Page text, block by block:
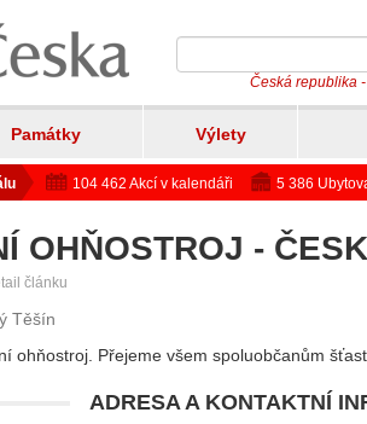
Česká republika
Památky Výlety
104 462 Akcí v kalendáři 5 386
OHŇOSTROJ -
článku
Těšín
ohňostroj. Přejeme všem spoluobčanům
ADRESA A KONTAKTNÍ